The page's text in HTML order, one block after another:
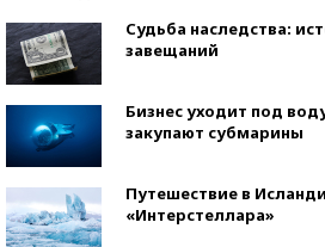
Судьба наследства:
завещаний
Бизнес уходит под
закупают субмарины
Путешествие в
«Интерстеллара»